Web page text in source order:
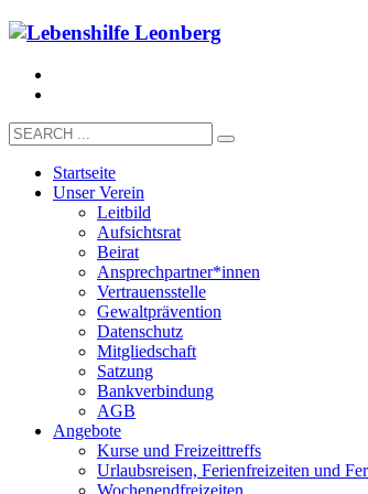
Startseite
Unser Verein
Leitbild
Aufsichtsrat
Beirat
Ansprechpartner*innen
Vertrauensstelle
Gewaltprävention
Datenschutz
Mitgliedschaft
Satzung
Bankverbindung
AGB
Angebote
Kurse und Freizeittreffs
Urlaubsreisen, Ferienfreizeiten und